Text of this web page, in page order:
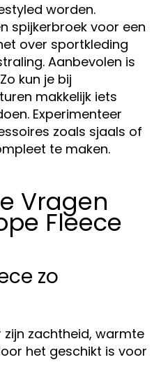
worden.
spijkerbroek voor een
over sportkleding
Aanbevolen is
kun je bij
makkelijk iets
Experimenteer
zoals sjaals of
te maken.
Vragen
Fleece
zo
zachtheid, warmte
het geschikt is voor